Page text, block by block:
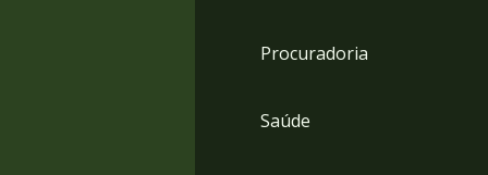
Procuradoria
Saúde